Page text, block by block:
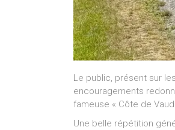
Le public, présent sur
encouragements
fameuse « Côte de
Une belle répétition